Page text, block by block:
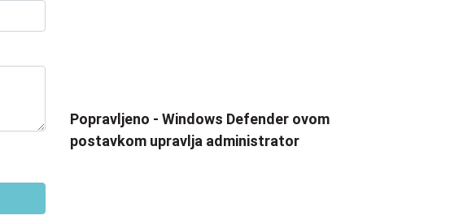
Popravljeno - Windows Defender ovom
postavkom upravlja administrator